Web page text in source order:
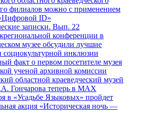
филиалов можно с применением
ID»
записки. Вып. 22
конференции в
музее обсудили лучшие
социокультурной инклюзии
факт о первом посетителе музея
ученой архивной комиссии
областной краеведческий музей
Гончарова теперь в MAX
в «Усадьбе Языковых» пройдет
акция «Историческая ночь —